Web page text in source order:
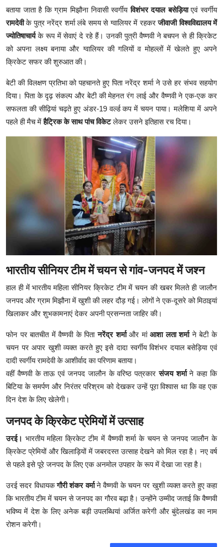
बताया जाता है कि ग्राम मिझौना निवासी स्वर्गीयविशंभर दयाल बसेड़ियाएवं स्वर्गीय
रामदेवीके पुत्र नरेंद्र शर्मा लंबे समय से ग्वालियर में रहकरजीवाजी विश्वविद्यालय में
ज्योतिषाचार्यके रूप में सेवाएं दे रहे हैं। उनकी पुत्री वैष्णवी ने बचपन से ही क्रिकेट
को अपना लक्ष्य बनाया और ग्वालियर की गलियों व मोहल्लों में खेलते हुए अपने
क्रिकेट सफर की शुरुआत की।
बेटी की विलक्षण प्रतिभा को पहचानते हुए पिता नरेंद्र शर्मा ने उसे हर संभव सहयोग
दिया। पिता के दृढ़ संकल्प और बेटी की मेहनत रंग लाई और वैष्णवी ने एक-एक कर
सफलता की सीढ़ियां चढ़ते हुए अंडर-19 वर्ल्ड कप में चयन पाया। मलेशिया में अपने
पहले ही मैच मेंहैट्रिक के साथ पांच विकेटलेकर उसने इतिहास रच दिया।
भारतीय सीनियर टीम में चयन से गांव-जनपद में जश्न
हाल ही में भारतीय महिला सीनियर क्रिकेट टीम में चयन की खबर मिलते ही जालौन
जनपद और ग्राम मिझौना में खुशी की लहर दौड़ गई। लोगों ने एक-दूसरे को मिठाइयां
खिलाकर और शुभकामनाएं देकर अपनी प्रसन्नता जाहिर की।
फोन पर बातचीत में वैष्णवी के पितानरेंद्र शर्माऔर मांआशा लता शर्माने बेटी के
चयन पर अपार खुशी व्यक्त करते हुए इसे दादा स्वर्गीय विशंभर दयाल बसेड़िया एवं
दादी स्वर्गीय रामदेवी के आशीर्वाद का परिणाम बताया।
वहीं वैष्णवी के ताऊ एवं जनपद जालौन के वरिष्ठ पत्रकारसंजय शर्माने कहा कि
बिटिया के समर्पण और निरंतर परिश्रम को देखकर उन्हें पूरा विश्वास था कि वह एक
दिन देश के लिए खेलेगी।
जनपद के क्रिकेट प्रेमियों में उत्साह
उरई। भारतीय महिला क्रिकेट टीम में वैष्णवी शर्मा के चयन से जनपद जालौन के
क्रिकेट प्रेमियों और खिलाड़ियों में जबरदस्त उत्साह देखने को मिल रहा है। नए वर्ष
से पहले इसे पूरे जनपद के लिए एक अनमोल उपहार के रूप में देखा जा रहा है।
उरई सदर विधायकगौरी शंकर वर्माने वैष्णवी के चयन पर खुशी व्यक्त करते हुए कहा
कि भारतीय टीम में चयन से जनपद का गौरव बढ़ा है। उन्होंने उम्मीद जताई कि वैष्णवी
भविष्य में देश के लिए अनेक बड़ी उपलब्धियां अर्जित करेगी और बुंदेलखंड का नाम
रोशन करेगी।